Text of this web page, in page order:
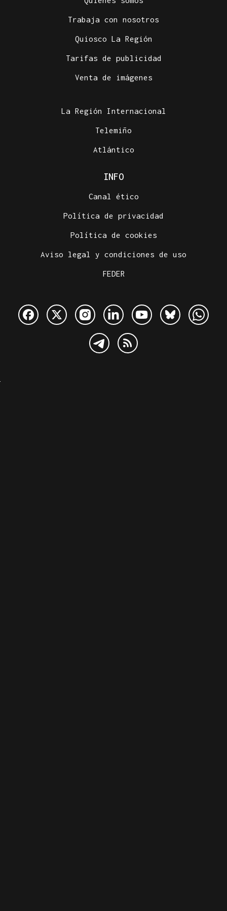
Trabaja con nosotros
Quiosco La Región
Tarifas de publicidad
Venta de imágenes
La Región Internacional
Telemiño
Atlántico
INFO
Canal ético
Política de privacidad
Política de cookies
Aviso legal y condiciones de uso
FEDER